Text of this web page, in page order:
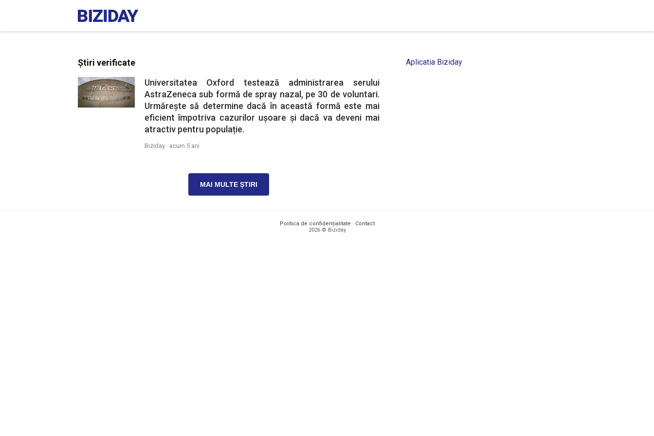
Știri verificate
Universitatea Oxford testează administrarea serului
AstraZeneca sub formă de spray nazal, pe 30 de voluntari.
Urmărește să determine dacă în această formă este mai
eficient împotriva cazurilor ușoare și dacă va deveni mai
atractiv pentru populație.
Biziday · acum 5 ani
MAI MULTE ȘTIRI
Aplicatia Biziday
Politica de confidențialitate · Contact
2026 © Biziday